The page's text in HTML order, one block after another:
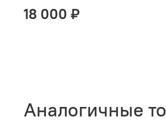
18 000 ₽
Аналогичные